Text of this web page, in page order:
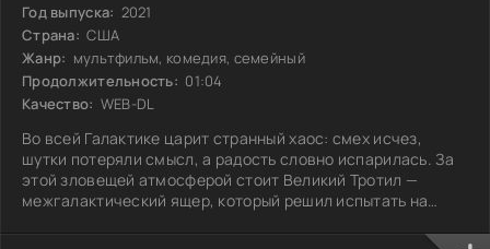
Год выпуска: 2021
Страна: США
Жанр: мультфильм, комедия, семейный
Продолжительность: 01:04
Качество: WEB-DL
Во всей Галактике царит странный хаос: смех исчез,
шутки потеряли смысл, а радость словно испарилась. За
этой зловещей атмосферой стоит Великий Тротил —
межгалактический ящер, который решил испытать на